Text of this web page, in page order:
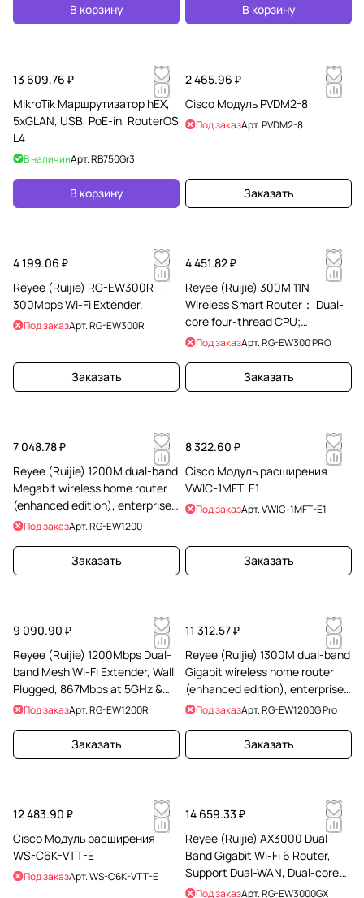
В корзину В корзину
13 609.76 ₽
MikroTik Маршрутизатор hEX,
5хGLAN, USB, PoE-in, RouterOS
L4
В наличииАрт.RB750Gr3
В корзину
2 465.96 ₽
Cisco Модуль PVDM2-8
Под заказАрт.PVDM2-8
Заказать
4 199.06 ₽
Reyee (Ruijie) RG-EW300R—
300Mbps Wi-Fi Extender.
Под заказАрт.RG-EW300R
Заказать
4 451.82 ₽
Reyee (Ruijie) 300M 11N
Wireless Smart Router： Dual-
core four-thread CPU;
Concurrent access up to 16
Под заказАрт.RG-EW300 PRO
Заказать
7 048.78 ₽
Reyee (Ruijie) 1200M dual-band
Megabit wireless home router
(enhanced edition), enterprise-
grade chip, 100Mbps broadband
Под заказАрт.RG-EW1200
Заказать
8 322.60 ₽
Cisco Модуль расширения
VWIC-1MFT-E1
Под заказАрт.VWIC-1MFT-E1
Заказать
9 090.90 ₽
Reyee (Ruijie) 1200Mbps Dual-
band Mesh Wi-Fi Extender, Wall
Plugged, 867Mbps at 5GHz &
300Mbps at 2.4GHz,
Под заказАрт.RG-EW1200R
Заказать
11 312.57 ₽
Reyee (Ruijie) 1300M dual-band
Gigabit wireless home router
(enhanced edition), enterprise-
grade chip, Gigabit broadband
Под заказАрт.RG-EW1200G Pro
Заказать
12 483.90 ₽
Cisco Модуль расширения
WS-C6K-VTT-E
Под заказАрт.WS-C6K-VTT-E
14 659.33 ₽
Reyee (Ruijie) AX3000 Dual-
Band Gigabit Wi-Fi 6 Router,
Support Dual-WAN, Dual-core
1.3GHz powerful CPU,
Под заказАрт.RG-EW3000GX